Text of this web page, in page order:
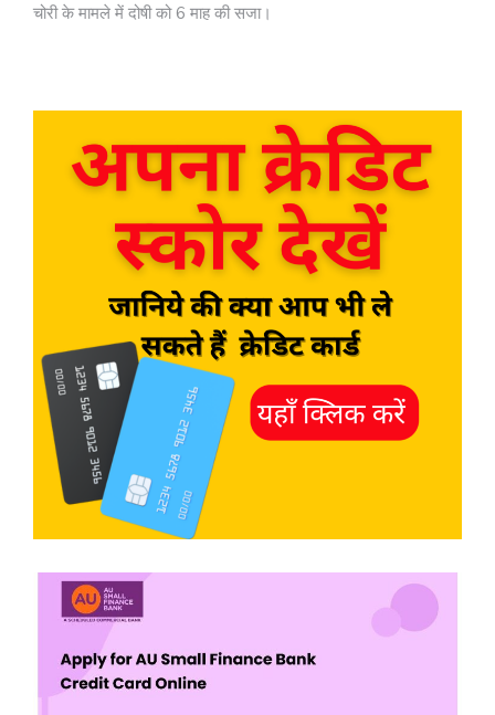
चोरी के मामले में दोषी को 6 माह की सजा।